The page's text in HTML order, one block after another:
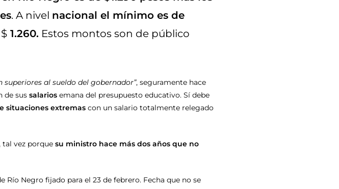
. A nivel nacional el mínimo es de
1.260. Estos montos son de público
al sueldo del gobernador”, seguramente hace
de sus salarios emana del presupuesto educativo. Sí debe
situaciones extremas con un salario totalmente relegado
tal vez porque su ministro hace más dos años que no
Negro fijado para el 23 de febrero. Fecha que no se